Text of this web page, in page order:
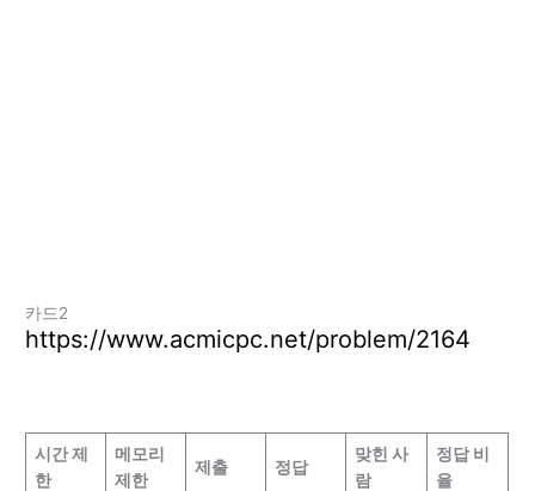
카드2
https://www.acmicpc.net/problem/2164
시간 제
한
메모리
제한
제출 정답
맞힌 사
람
정답 비
율